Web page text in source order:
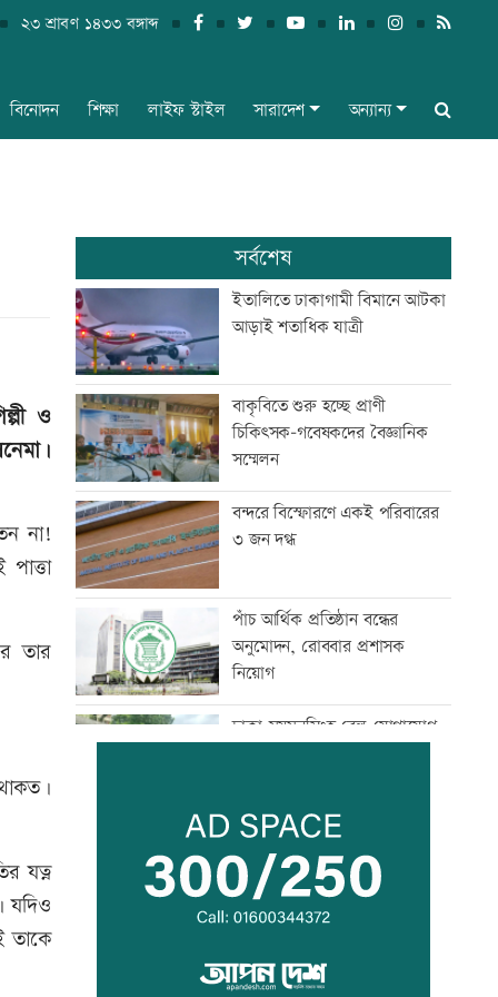
২৩ শ্রাবণ ১৪৩৩ বঙ্গাব্দ
বিনোদন শিক্ষা লাইফ স্টাইল সারাদেশ অন্যান্য
ও
না!
তার
যত্ন
যদিও
তাকে
সর্বশেষ
ইতালিতে ঢাকাগামী বিমানে আটকা
আড়াই শতাধিক যাত্রী
বাকৃবিতে শুরু হচ্ছে প্রাণী
চিকিৎসক-গবেষকদের বৈজ্ঞানিক
সম্মেলন
বন্দরে বিস্ফোরণে একই পরিবারের
৩ জন দগ্ধ
পাঁচ আর্থিক প্রতিষ্ঠান বন্ধের
অনুমোদন, রোববার প্রশাসক
নিয়োগ
ঢাকা-ময়মনসিংহ রেল যোগাযোগ
সিঙ্গাপুর থেকে এক কার্গো
এলএনজি কিনবে সরকার
কারবারি আটক